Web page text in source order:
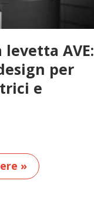
AVE:
per
e
»